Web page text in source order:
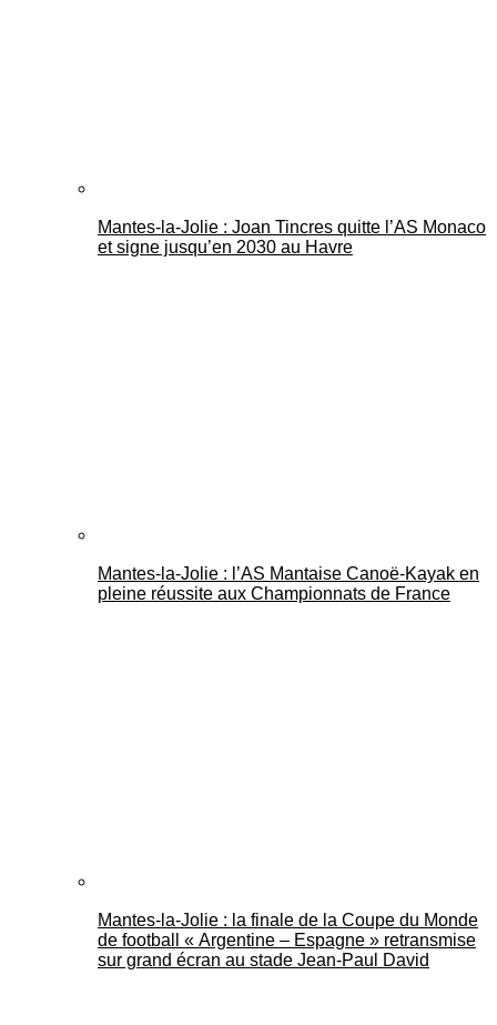
Mantes-la-Jolie : Joan Tincres quitte l’AS Monaco
et signe jusqu’en 2030 au Havre
Mantes-la-Jolie : l’AS Mantaise Canoë‑Kayak en
pleine réussite aux Championnats de France
Mantes-la-Jolie : la finale de la Coupe du Monde
de football « Argentine – Espagne » retransmise
sur grand écran au stade Jean-Paul David